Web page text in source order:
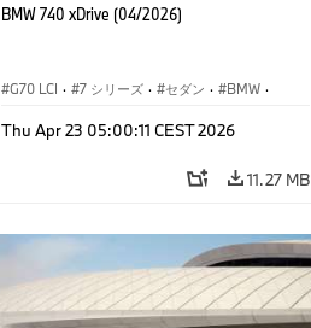
BMW 740 xDrive (04/2026)
G70 LCI · 7 シリーズ · セダン · BMW ·
M760e
Thu Apr 23 05:00:11 CEST 2026
11.27 MB